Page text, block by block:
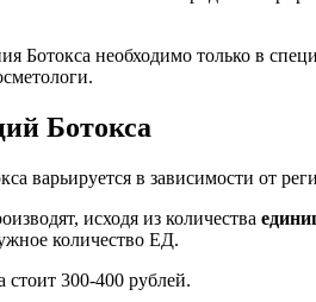
Ботокса необходимо только в
Ботокса
варьируется в зависимости от
исходя из количества
количество ЕД.
300-400 рублей.